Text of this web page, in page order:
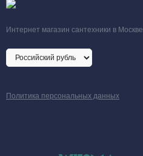
Интернет магазин сантехники в Москве
Политика персональных данных